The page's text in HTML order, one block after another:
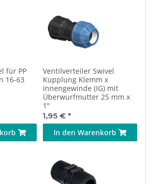
für PP
16-63
Ventilverteiler Swivel
Kupplung Klemm x
Innengewinde (IG) mit
Überwurfmutter 25 mm x
1"
1,95 € *
In den Warenkorb